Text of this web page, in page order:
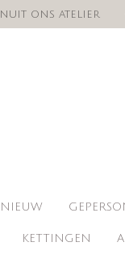
ons atelier
NIEUW
KETTINGEN